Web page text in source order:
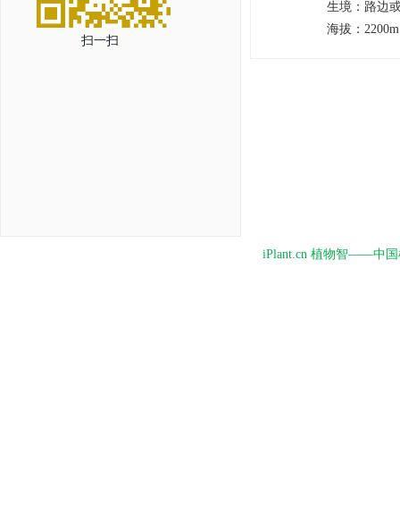
扫一扫
生境 ： 路边
海拔 ：
iPlant.cn 植物智——中国